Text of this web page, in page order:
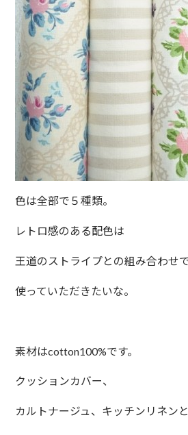
色は全部で５種類。
レトロ感のある配色は
王道のストライプとの組み合わせ
使っていただきたいな。
素材はcotton100%です。
クッションカバー、
カルトナージュ、キッチンリネンと